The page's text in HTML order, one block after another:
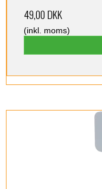
49,00 DKK
(inkl. moms)